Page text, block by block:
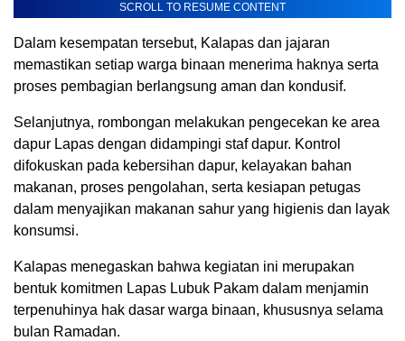
SCROLL TO RESUME CONTENT
Dalam kesempatan tersebut, Kalapas dan jajaran
memastikan setiap warga binaan menerima haknya serta
proses pembagian berlangsung aman dan kondusif.
Selanjutnya, rombongan melakukan pengecekan ke area
dapur Lapas dengan didampingi staf dapur. Kontrol
difokuskan pada kebersihan dapur, kelayakan bahan
makanan, proses pengolahan, serta kesiapan petugas
dalam menyajikan makanan sahur yang higienis dan layak
konsumsi.
Kalapas menegaskan bahwa kegiatan ini merupakan
bentuk komitmen Lapas Lubuk Pakam dalam menjamin
terpenuhinya hak dasar warga binaan, khususnya selama
bulan Ramadan.